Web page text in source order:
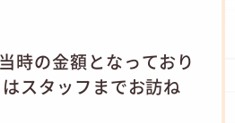
時の金額となっており
スタッフまでお訪ね